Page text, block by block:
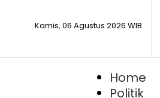
Kamis, 06 Agustus 2026 WIB
Home
Politik